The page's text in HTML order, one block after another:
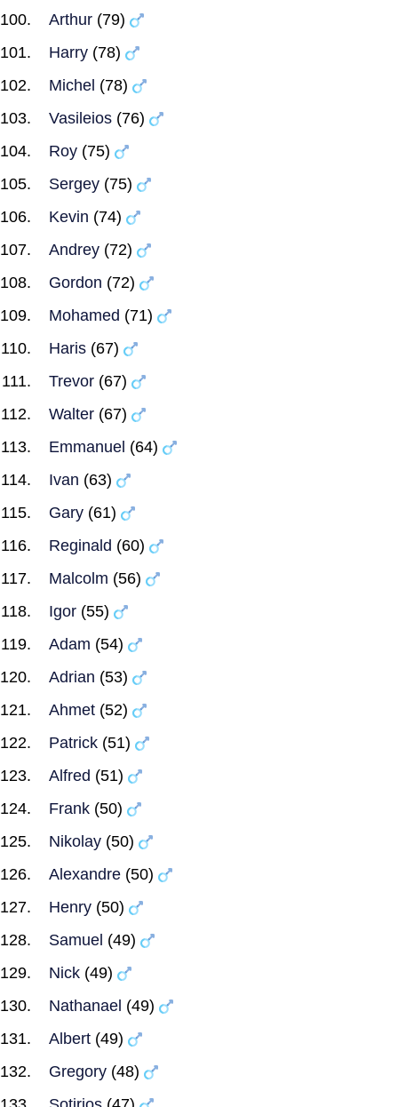
Arthur (79)
Harry (78)
Michel (78)
Vasileios (76)
Roy (75)
Sergey (75)
Kevin (74)
Andrey (72)
Gordon (72)
Mohamed (71)
Haris (67)
Trevor (67)
Walter (67)
Emmanuel (64)
Ivan (63)
Gary (61)
Reginald (60)
Malcolm (56)
Igor (55)
Adam (54)
Adrian (53)
Ahmet (52)
Patrick (51)
Alfred (51)
Frank (50)
Nikolay (50)
Alexandre (50)
Henry (50)
Samuel (49)
Nick (49)
Nathanael (49)
Albert (49)
Gregory (48)